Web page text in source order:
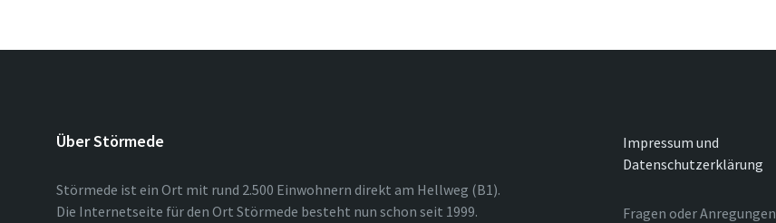
Über Störmede
Störmede ist ein Ort mit rund 2.500 Einwohnern direkt am Hellweg (B1).
Die Internetseite für den Ort Störmede besteht nun schon seit 1999.
Impressum und
Datenschutzerklärung
Fragen oder Anregungen